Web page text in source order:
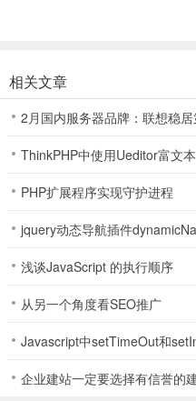
哔哩哔哩概念版和哔哩哔
1、图标
哔哩哔哩概念版 哔哩哔哩是粉色
2、首页
置
相关文章
2月国内服务器品牌：联想稳
ThinkPHP中使用Ueditor富文
PHP扩展程序实现守护进程
jquery动态导航插件
浅谈JavaScript 的执行顺序
从另一个角度看SEO推广
Javascript中setTimeOut和
企业建站一定要选择有信誉的